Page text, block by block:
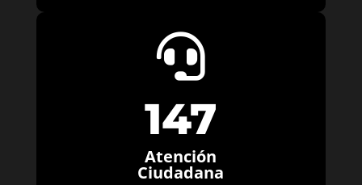

147
Atención
Ciudadana